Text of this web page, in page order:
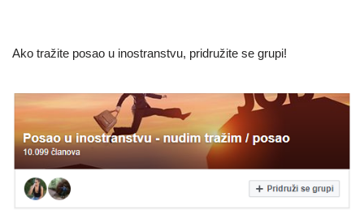
Ako tražite posao u inostranstvu, pridružite se grupi!